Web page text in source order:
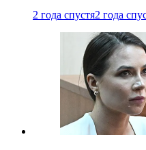
2 года спустя2 года